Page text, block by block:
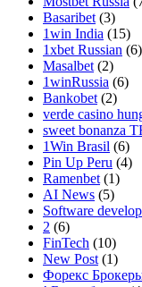
Basaribet (3)
1win India (15)
1xbet Russian (6)
Masalbet (2)
1winRussia (6)
Bankobet (2)
verde casino
sweet bonanza
1Win Brasil (6)
Pin Up Peru (4)
Ramenbet (1)
AI News (5)
Software
2 (6)
FinTech (10)
New Post (1)
Форекс